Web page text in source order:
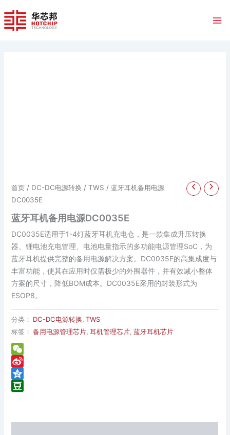
至
内
首页 / DC-DC电源转换 /TWS / 蓝牙耳机备用电源
DC0035E
蓝牙耳机备用电源DC0035E
DC0035E适用于1-4灯蓝牙耳机充电仓，是一款集成升压转换
器、锂电池充电管理、电池电量指示的多功能电源管理SoC，为
蓝牙耳机提供完整的备用电源解决方案。DC0035E的高集成度与
丰富功能，使其在应用时仅需极少的外围器件，并有效减小整体
方案的尺寸，降低BOM成本。DC0035E采用的封装形式为
ESOP8。
分类： DC-DC电源转换,TWS
标签：备用电源管理芯片,耳机管理芯片,蓝牙耳机芯片
WeChat
Sina
Weibo
Qzone